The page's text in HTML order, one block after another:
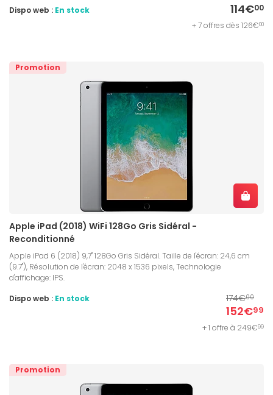
114€00
Dispo web : En stock
+ 7 offres dès 126€00
Promotion
Apple iPad (2018) WiFi 128Go Gris Sidéral -
Reconditionné
Apple iPad 6 (2018) 9,7'' 128Go Gris Sidéral. Taille de l'écran: 24,6 cm
(9.7''), Résolution de l'écran: 2048 x 1536 pixels, Technologie
d'affichage: IPS.
174€00
152€99
Dispo web : En stock
+ 1 offre à 249€99
Promotion